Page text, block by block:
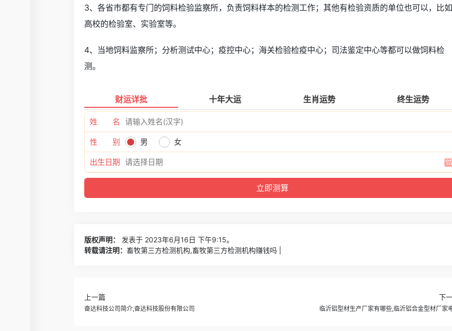
3、各省市都有专门的饲料检验监察所，负责饲料样本的检测工作；其他有检验资质的单位也可以，比如
高校的检验室、实验室等。
4、当地饲料监察所；分析测试中心；疫控中心；海关检验检疫中心；司法鉴定中心等都可以做饲料检
测。
财运详批 十年大运 生肖运势 终生运势
姓 名
性 别 男 女
出生日期
版权声明：
发表于 2023年6月16日 下午9:15。
转载请注明： 畜牧第三方检测机构,畜牧第三方检测机构赚钱吗 |
上一篇
奋达科技公司简介,奋达科技股份有限公司
下
临沂铝型材生产厂家有哪些,临沂铝合金型材厂家